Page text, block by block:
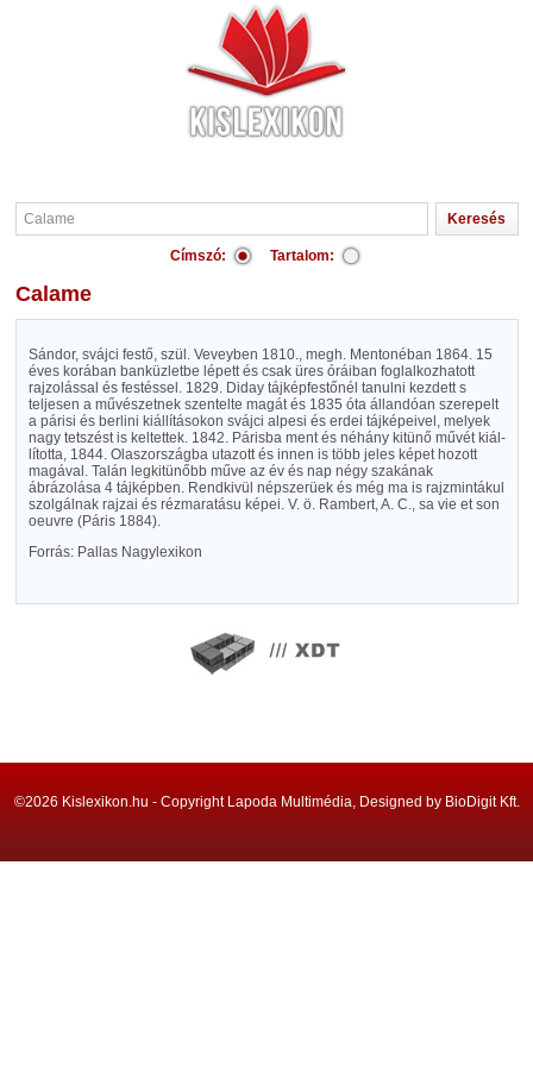
Címszó: Tartalom:
Calame
Sándor, svájci festő, szül. Veveyben 1810., megh. Mentonéban 1864. 15
éves korában banküzletbe lépett és csak üres óráiban foglalkozhatott
rajzolással és festéssel. 1829. Diday tájképfestőnél tanulni kezdett s
teljesen a művészetnek szentelte magát és 1835 óta állandóan szerepelt
a párisi és berlini kiállításokon svájci alpesi és erdei tájképeivel, melyek
nagy tetszést is keltettek. 1842. Párisba ment és néhány kitünő művét kiál-
lította, 1844. Olaszországba utazott és innen is több jeles képet hozott
magával. Talán legkitünőbb műve az év és nap négy szakának
ábrázolása 4 tájképben. Rendkivül népszerüek és még ma is rajzmintákul
szolgálnak rajzai és rézmaratásu képei. V. ö. Rambert, A. C., sa vie et son
oeuvre (Páris 1884).
Forrás: Pallas Nagylexikon
©2026 Kislexikon.hu - Copyright Lapoda Multimédia, Designed by BioDigit Kft.